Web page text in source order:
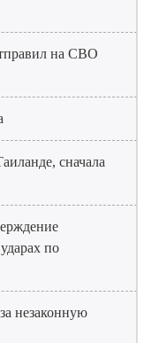
на СВО
сначала
по
незаконную